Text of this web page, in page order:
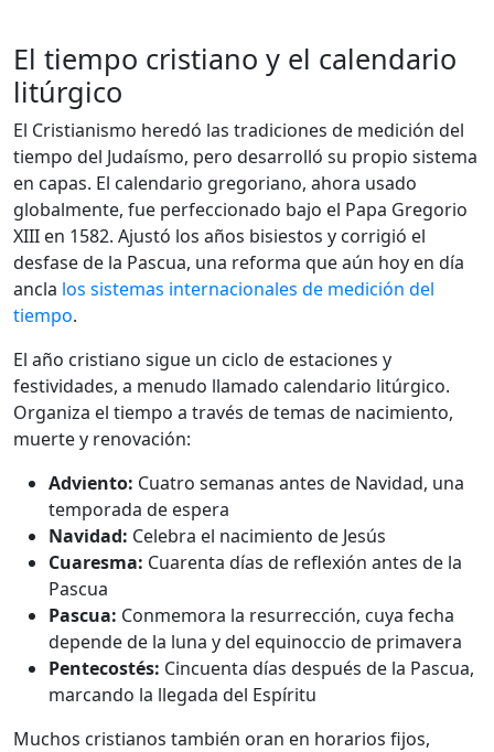
El tiempo cristiano y el calendario
litúrgico
El Cristianismo heredó las tradiciones de medición del
tiempo del Judaísmo, pero desarrolló su propio sistema
en capas. El calendario gregoriano, ahora usado
globalmente, fue perfeccionado bajo el Papa Gregorio
XIII en 1582. Ajustó los años bisiestos y corrigió el
desfase de la Pascua, una reforma que aún hoy en día
ancla los sistemas internacionales de medición del
tiempo.
El año cristiano sigue un ciclo de estaciones y
festividades, a menudo llamado calendario litúrgico.
Organiza el tiempo a través de temas de nacimiento,
muerte y renovación:
Adviento: Cuatro semanas antes de Navidad, una
temporada de espera
Navidad: Celebra el nacimiento de Jesús
Cuaresma: Cuarenta días de reflexión antes de la
Pascua
Pascua: Conmemora la resurrección, cuya fecha
depende de la luna y del equinoccio de primavera
Pentecostés: Cincuenta días después de la Pascua,
marcando la llegada del Espíritu
Muchos cristianos también oran en horarios fijos,